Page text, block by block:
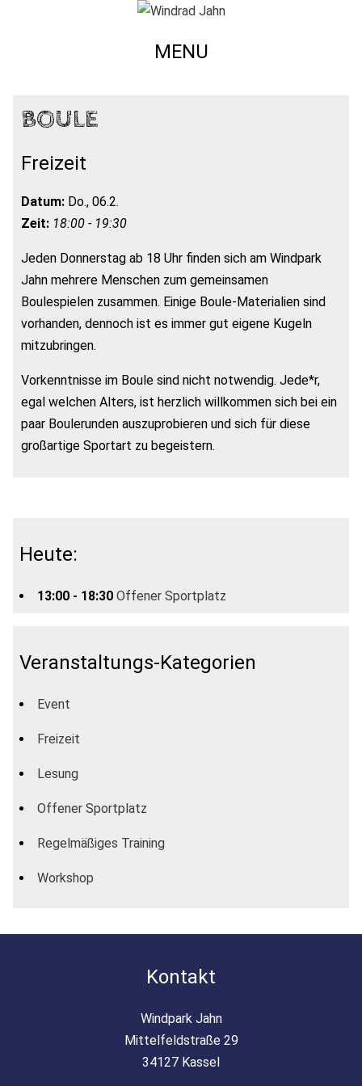
MENU
BOULE
Freizeit
Datum: Do., 06.2.
Zeit: 18:00 - 19:30
Jeden Donnerstag ab 18 Uhr finden sich am Windpark
Jahn mehrere Menschen zum gemeinsamen
Boulespielen zusammen. Einige Boule-Materialien sind
vorhanden, dennoch ist es immer gut eigene Kugeln
mitzubringen.
Vorkenntnisse im Boule sind nicht notwendig. Jede*r,
egal welchen Alters, ist herzlich willkommen sich bei ein
paar Boulerunden auszuprobieren und sich für diese
großartige Sportart zu begeistern.
Heute:
13:00 - 18:30 Offener Sportplatz
Veranstaltungs-Kategorien
Event
Freizeit
Lesung
Offener Sportplatz
Regelmäßiges Training
Workshop
Kontakt
Windpark Jahn
Mittelfeldstraße 29
34127 Kassel